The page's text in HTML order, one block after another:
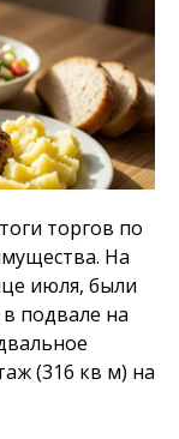
торгов по
На
июля, были
подвале на
(316 кв м) на